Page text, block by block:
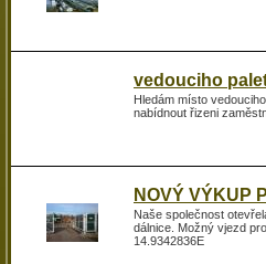
vedouciho
Hledám místo
nabídnout řizeni
NOVÝ VÝKUP
Naše společnost
dálnice. Možný vjezd
14.9342836E